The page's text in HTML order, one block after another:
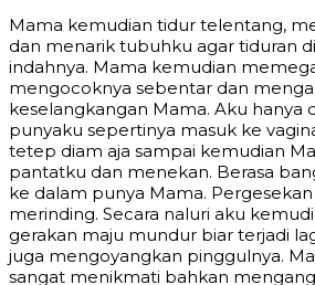
Mama kemudian tidur telentang,
dan menarik tubuhku agar tiduran
indahnya. Mama kemudian
mengocoknya sebentar dan
keselangkangan Mama. Aku hanya
punyaku sepertinya masuk ke
tetep diam aja sampai kemudian
pantatku dan menekan. Berasa
ke dalam punya Mama.
merinding. Secara naluri aku
gerakan maju mundur biar terjadi
juga mengoyangkan pinggulnya.
sangat menikmati bahkan